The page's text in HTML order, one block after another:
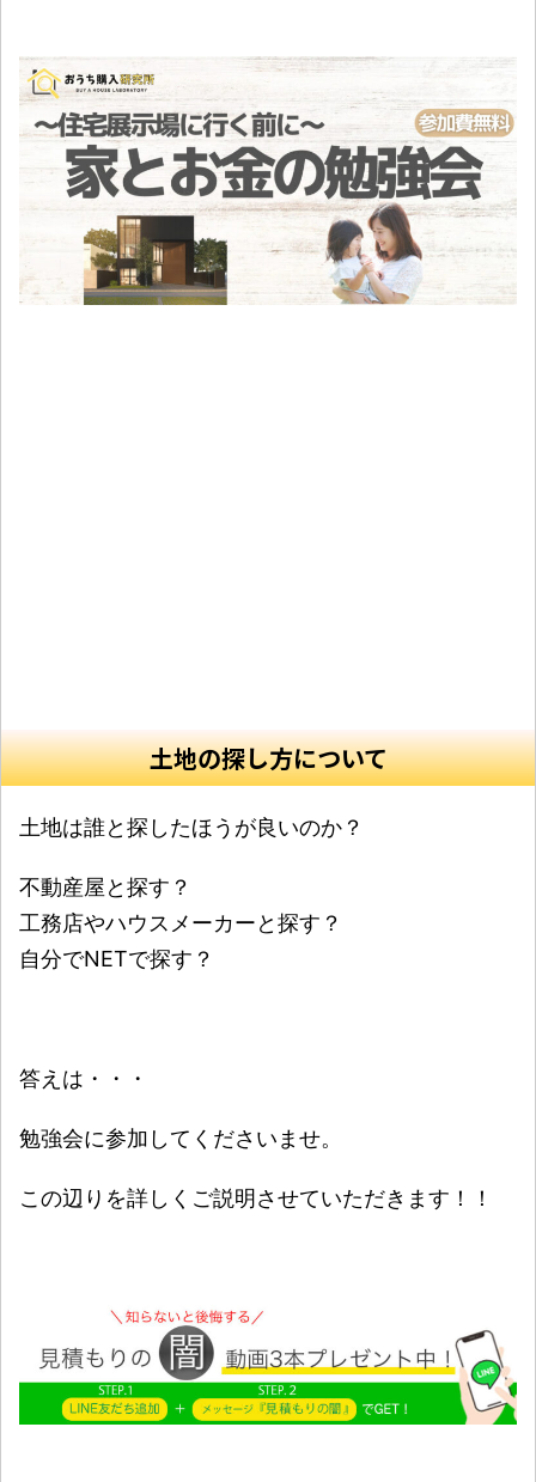
土地の探し方について
土地は誰と探したほうが良いのか？
不動産屋と探す？
工務店やハウスメーカーと探す？
自分でNETで探す？
答えは・・・
勉強会に参加してくださいませ。
この辺りを詳しくご説明させていただきます！！